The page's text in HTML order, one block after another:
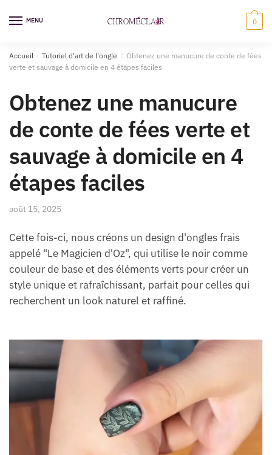
navigation
MENU 0
Accueil / Tutoriel d'art de l'ongle / Obtenez une manucure de conte de fées
verte et sauvage à domicile en 4 étapes faciles
Obtenez une manucure
de conte de fées verte et
sauvage à domicile en 4
étapes faciles
août 15, 2025
Cette fois-ci, nous créons un design d'ongles frais
appelé "Le Magicien d'Oz", qui utilise le noir comme
couleur de base et des éléments verts pour créer un
style unique et rafraîchissant, parfait pour celles qui
recherchent un look naturel et raffiné.